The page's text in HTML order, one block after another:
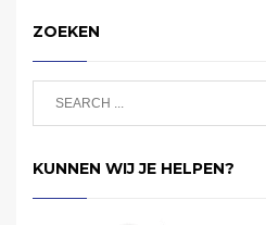
ZOEKEN
KUNNEN WIJ JE HELPEN?